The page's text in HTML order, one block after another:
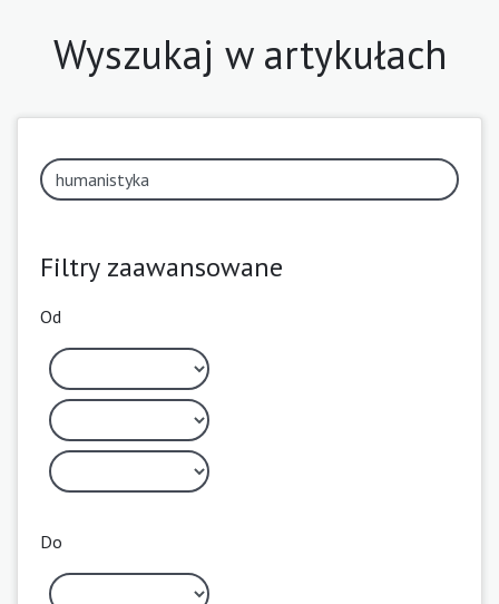
Wyszukaj w artykułach
Filtry zaawansowane
Od
Do